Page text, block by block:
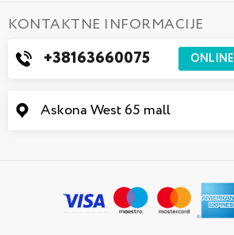
KONTAKTNE INFORMACIJE
+38163660075 ONLINE
Askona West 65 mall